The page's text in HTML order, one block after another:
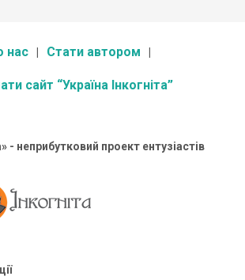
нас Стати автором
сайт “Україна Інкогніта”
- неприбутковий проект ентузіастів